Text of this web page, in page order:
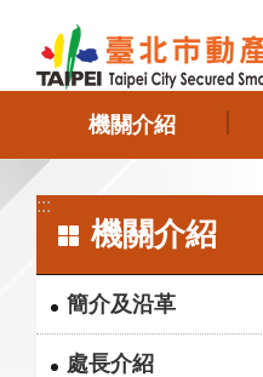
跳到主要內容區塊
機關介紹
:::
機關介紹
簡介及沿革
處長介紹